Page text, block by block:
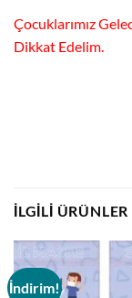
Çocuklarımız
Dikkat Edelim.
İLGILI ÜRÜNLER
İndirim!